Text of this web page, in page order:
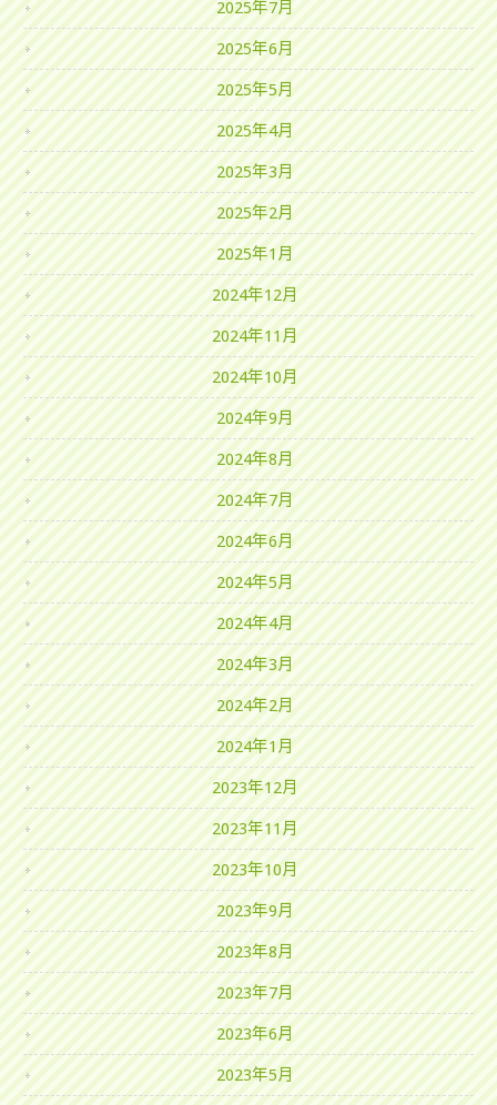
2025年7月
2025年6月
2025年5月
2025年4月
2025年3月
2025年2月
2025年1月
2024年12月
2024年11月
2024年10月
2024年9月
2024年8月
2024年7月
2024年6月
2024年5月
2024年4月
2024年3月
2024年2月
2024年1月
2023年12月
2023年11月
2023年10月
2023年9月
2023年8月
2023年7月
2023年6月
2023年5月